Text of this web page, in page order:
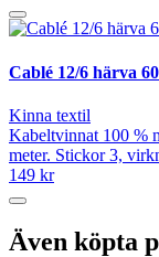
Cablé 12/6 härva
Kinna textil
Kabeltvinnat 100 %
meter. Stickor 3,
149 kr
Även köpta